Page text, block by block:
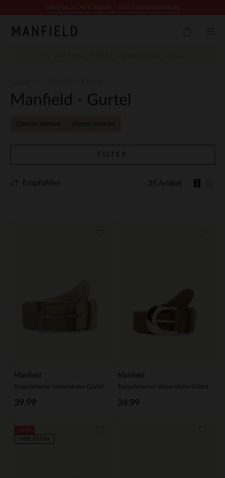
Manfield - Gurtel
Dames riemen Heren riemen
FILTER
35 Artikel
Empfohlen
Manfield
Beigefarbener Veloursleder-Gürtel
39.99
Manfield
Taupefarbener Veloursleder-Gürtel
34.99
-10% EXTRA